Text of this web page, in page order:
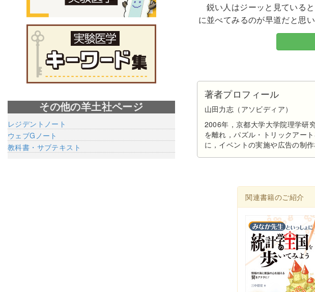
鋭い人はジーッと見ている
に並べてみるのが早道だと思い
著者プロフィール
山田力志（アソビディア）
2006年，京都大学大学院理学研
を離れ，パズル・トリックアー
に，イベントの実施や広告の制
関連書籍のご紹介
その他の羊土社ページ
レジデントノート
ウェブGノート
教科書・サブテキスト